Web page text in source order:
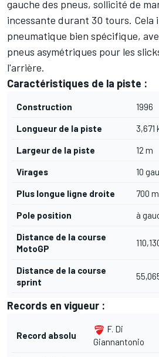
gauche des pneus, sollicité de
incessante durant 30 tours. Cela
pneumatique bien spécifique,
pneus asymétriques pour les
l'arrière.
Caractéristiques de la piste :
Construction 1996
Longueur de la piste 3,671
Largeur de la piste 12 m
Virages 10
Plus longue ligne droite 700 m
Pole position à
Distance de la course
MotoGP
Distance de la course
sprint
Records en vigueur :
Record absolu
F. Di
Giannantonio